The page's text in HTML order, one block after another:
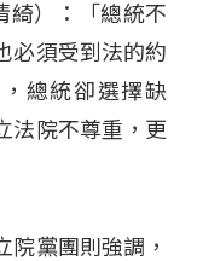
綺）：「總統不
必須受到法的約
總統卻選擇缺
法院不尊重，更
院黨團則強調，